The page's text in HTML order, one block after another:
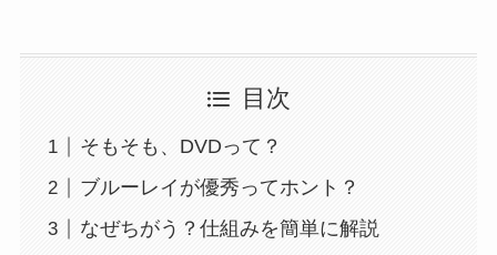
目次
そもそも、DVDって？
ブルーレイが優秀ってホント？
なぜちがう？仕組みを簡単に解説